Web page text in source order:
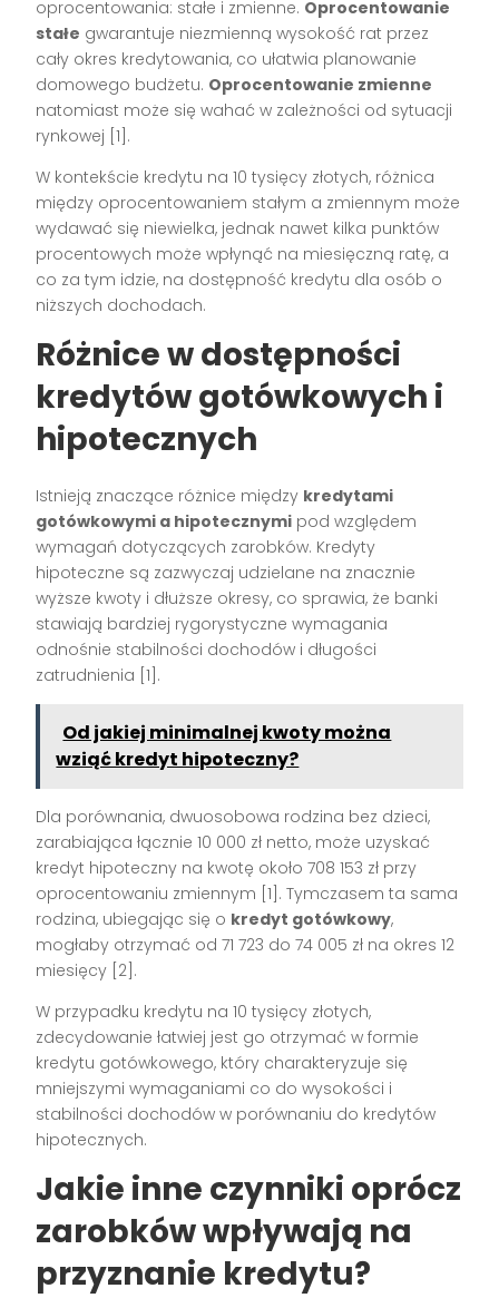
oprocentowania: stałe i zmienne. Oprocentowanie
stałe gwarantuje niezmienną wysokość rat przez
cały okres kredytowania, co ułatwia planowanie
domowego budżetu. Oprocentowanie zmienne
natomiast może się wahać w zależności od sytuacji
rynkowej [1].
W kontekście kredytu na 10 tysięcy złotych, różnica
między oprocentowaniem stałym a zmiennym może
wydawać się niewielka, jednak nawet kilka punktów
procentowych może wpłynąć na miesięczną ratę, a
co za tym idzie, na dostępność kredytu dla osób o
niższych dochodach.
Różnice w dostępności
kredytów gotówkowych i
hipotecznych
Istnieją znaczące różnice między kredytami
gotówkowymi a hipotecznymi pod względem
wymagań dotyczących zarobków. Kredyty
hipoteczne są zazwyczaj udzielane na znacznie
wyższe kwoty i dłuższe okresy, co sprawia, że banki
stawiają bardziej rygorystyczne wymagania
odnośnie stabilności dochodów i długości
zatrudnienia [1].
Od jakiej minimalnej kwoty można
wziąć kredyt hipoteczny?
Dla porównania, dwuosobowa rodzina bez dzieci,
zarabiająca łącznie 10 000 zł netto, może uzyskać
kredyt hipoteczny na kwotę około 708 153 zł przy
oprocentowaniu zmiennym [1]. Tymczasem ta sama
rodzina, ubiegając się o kredyt gotówkowy,
mogłaby otrzymać od 71 723 do 74 005 zł na okres 12
miesięcy [2].
W przypadku kredytu na 10 tysięcy złotych,
zdecydowanie łatwiej jest go otrzymać w formie
kredytu gotówkowego, który charakteryzuje się
mniejszymi wymaganiami co do wysokości i
stabilności dochodów w porównaniu do kredytów
hipotecznych.
Jakie inne czynniki oprócz
zarobków wpływają na
przyznanie kredytu?